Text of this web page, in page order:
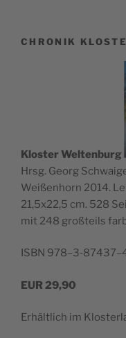
CHRONIK
Klos­ter Wel­ten­burg
Hrsg. Georg
Wei­ßen­horn 2014.
21,5x22,5 cm. 528
mit 248 groß­teils
ISBN
EUR 29,90
Erhält­lich im